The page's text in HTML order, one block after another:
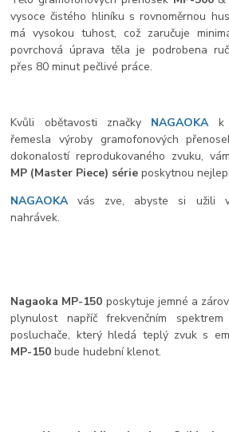
vysoce čistého hliníku s rovnoměrnou
má vysokou tuhost, což zaručuje
povrchová úprava těla je podrobena
přes 80 minut pečlivé práce.
Kvůli obětavosti značky NAGAOKAk
řemesla výroby gramofonových
dokonalostí reprodukovaného zvuku,
MP (Master Piece) série poskytnou
NAGAOKAvás zve, abyste si užili
nahrávek.
Nagaoka MP-150 poskytuje jemné a
plynulost napříč frekvenčním
posluchače, který hledá teplý zvuk s
MP-150 bude hudební klenot.